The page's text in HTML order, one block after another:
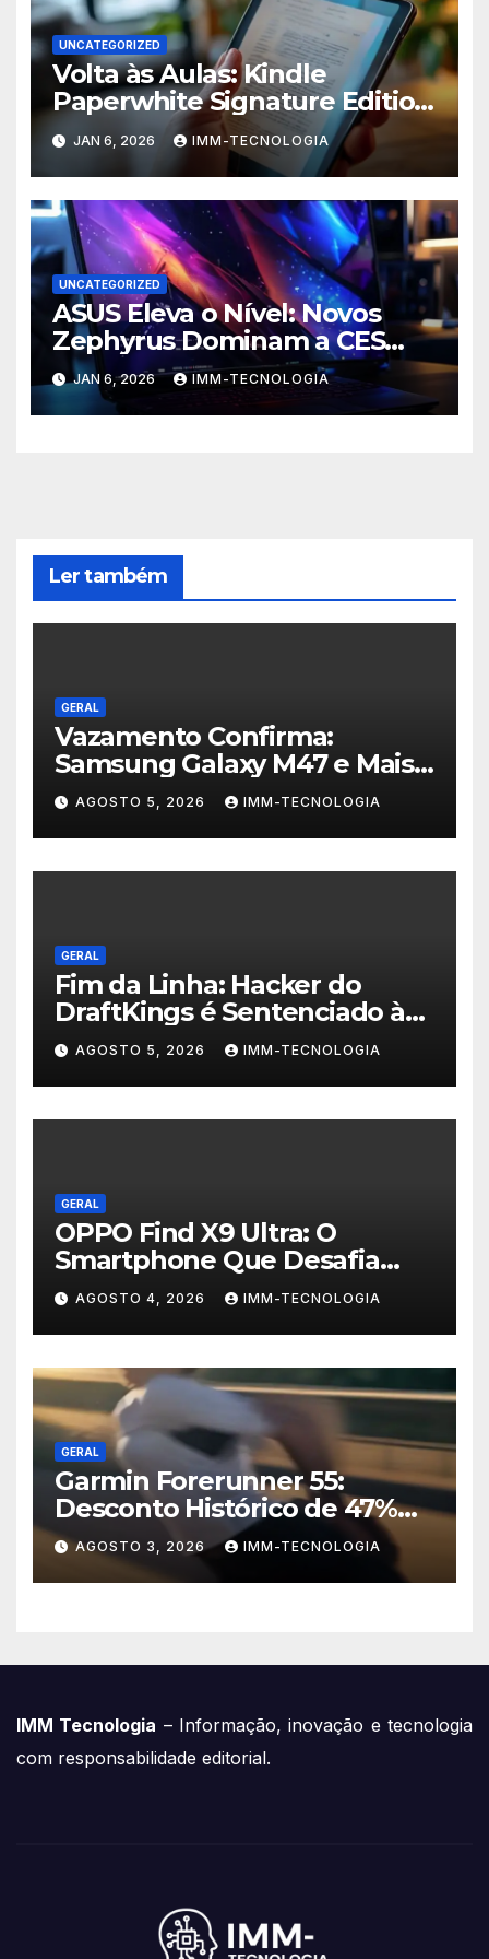
UNCATEGORIZED
Volta às Aulas: Kindle
Paperwhite Signature Edition
com Desconto Imperdível
para Turbinar Seus Estudos!
JAN 6, 2026 IMM-TECNOLOGIA
UNCATEGORIZED
ASUS Eleva o Nível: Novos
Zephyrus Dominam a CES
2026 com Inovação, Poder e
IA de Ponta
JAN 6, 2026 IMM-TECNOLOGIA
Ler também
GERAL
Vazamento Confirma:
Samsung Galaxy M47 e Mais
Dois Dispositivos a Caminho!
AGOSTO 5, 2026 IMM-TECNOLOGIA
GERAL
Fim da Linha: Hacker do
DraftKings é Sentenciado à
Prisão por Esquema
Milionário de Contas
Roubadas
AGOSTO 5, 2026 IMM-TECNOLOGIA
GERAL
OPPO Find X9 Ultra: O
Smartphone Que Desafia
Câmeras Profissionais com
200MP e Tecnologia
Hasselblad
AGOSTO 4, 2026 IMM-TECNOLOGIA
GERAL
Garmin Forerunner 55:
Desconto Histórico de 47%
no Smartwatch Essencial
para Corredores!
AGOSTO 3, 2026 IMM-TECNOLOGIA
IMM Tecnologia – Informação, inovação e tecnologia
com responsabilidade editorial.